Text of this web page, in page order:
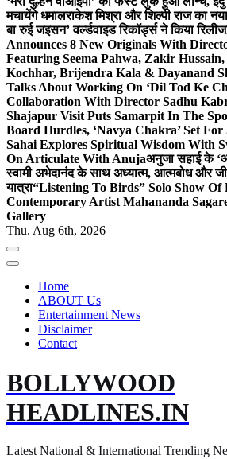
मचायेंगे धमालराकेश मिश्रा और शिल्पी राज का
बा रुई जइसन’ वर्ल्डवाइड रिकॉर्ड्स ने किया रिलीज
Announces 8 New Originals With
Featuring Seema Pahwa, Zakir
Kochhar, Brijendra Kala & Dayanand
Talks About Working On ‘Dil Tod Ke
Collaboration With Director Sadhu
Shajapur Visit Puts Samarpit In The
Board Hurdles, ‘Navya Chakra’ Set For
Sahai Explores Spiritual Wisdom With
On Articulate With Anujaअनुजा सहाई के
स्वामी अभेदानंद के साथ अध्यात्म, आत्मबोध और
यात्रा“Listening To Birds” Solo Show Of
Contemporary Artist Mahananda
Gallery
Thu. Aug 6th, 2026
Home
ABOUT Us
Entertainment News
Disclaimer
Contact
BOLLYWOOD
HEADLINES.IN
Latest National & International Trending